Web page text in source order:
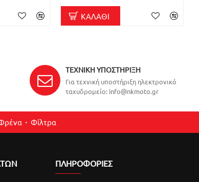
ΚΑΛΆΘΙ
ΤΕΧΝΙΚΉ ΥΠΟΣΤΉΡΙΞΗ
Για τεχνική υποστήριξη ηλεκτρονικό
ταχυδρομείο: info@nkmoto.gr
Φίλτρα
ΠΛΗΡΟΦΟΡΙΕΣ